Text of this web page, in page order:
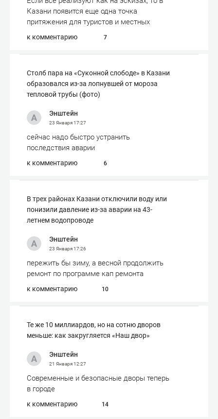
Казани появится еще одна точка
притяжения для туристов и местных
к комментарию 7
Столб пара на «Суконной слободе» в Казани
образовался из-за лопнувшей от мороза
тепловой трубы (фото)
Энштейн
23 Января17:27
сейчас надо быстро устранить
последствия аварии
к комментарию 6
В трех районах Казани отключили воду или
понизили давление из-за аварии на 43-
летнем водопроводе
Энштейн
23 Января17:26
пережить бы зиму, а весной продолжить
ремонт по программе кап ремонта
к комментарию 10
Те же 10 миллиардов, но на сотню дворов
меньше: как закругляется «Наш двор»
Энштейн
21 Января12:27
Современные и безопасные дворы теперь
в городе
к комментарию 14